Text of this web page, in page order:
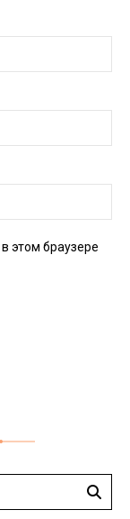
этом браузере